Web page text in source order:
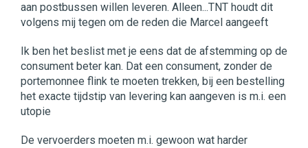
aan postbussen willen leveren. Alleen...TNT houdt dit
volgens mij tegen om de reden die Marcel aangeeft
Ik ben het beslist met je eens dat de afstemming op de
consument beter kan. Dat een consument, zonder de
portemonnee flink te moeten trekken, bij een bestelling
het exacte tijdstip van levering kan aangeven is m.i. een
utopie
De vervoerders moeten m.i. gewoon wat harder